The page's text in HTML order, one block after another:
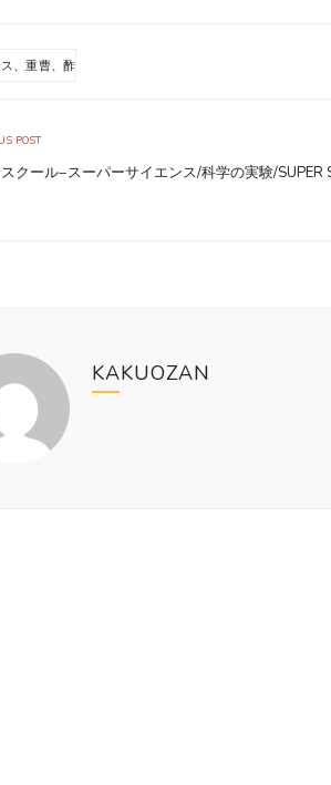
、重曹、酢
POST
クール−スーパーサイエンス/科学の実験/SUPER
KAKUOZAN